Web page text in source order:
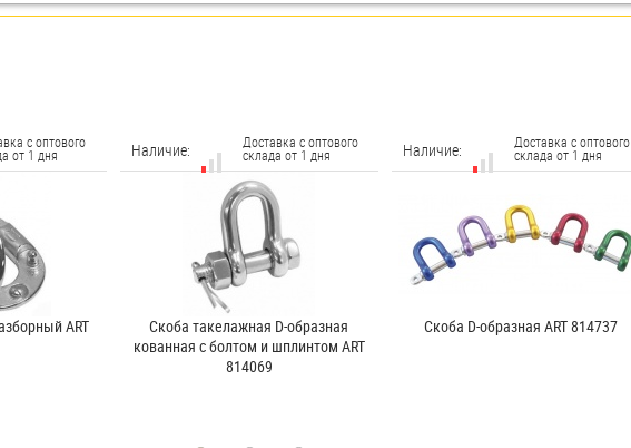
с оптового
от 1 дня
ART
Наличие: Доставка с оптового
склада от 1 дня
Скоба такелажная D-образная
кованная с болтом и шплинтом ART
814069
Наличие: Доставка с оптового
склада от 1 дня
Скоба D-образная ART 814737
Доставка с оптового
фиксатором ART 8331
Доставка с оптового
склада от 1 дня
Доставка с оптового
фиксатором штифта ART 8222
Скоба такелажная кованная